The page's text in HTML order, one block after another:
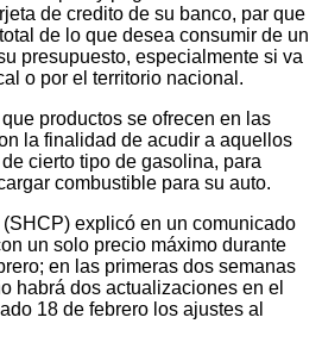
de credito de su banco, par que
de lo que desea consumir de un
presupuesto, especialmente si va
o por el territorio nacional.
productos se ofrecen en las
la finalidad de acudir a aquellos
cierto tipo de gasolina, para
combustible para su auto.
explicó en un comunicado
un solo precio máximo durante
en las primeras dos semanas
habrá dos actualizaciones en el
18 de febrero los ajustes al